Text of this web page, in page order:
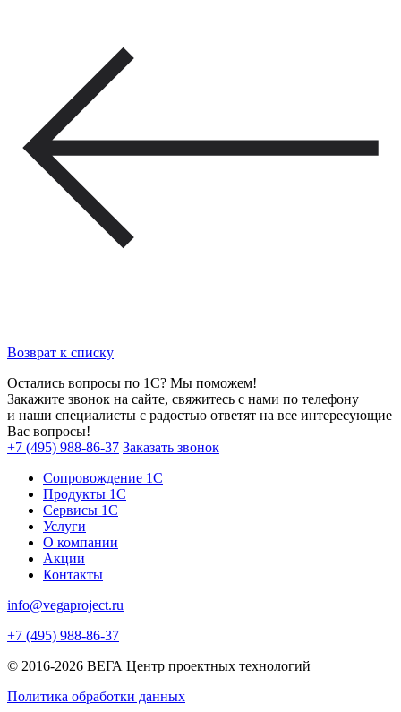
Возврат к списку
Остались вопросы по 1С? Мы поможем!
Закажите звонок на сайте, свяжитесь с нами по телефону
и наши специалисты с радостью ответят на все интересующие
Вас вопросы!
+7 (495) 988-86-37 Заказать звонок
Сопровождение 1С
Продукты 1С
Сервисы 1С
Услуги
О компании
Акции
Контакты
info@vegaproject.ru
+7 (495) 988-86-37
© 2016-2026 ВЕГА Центр проектных технологий
Политика обработки данных